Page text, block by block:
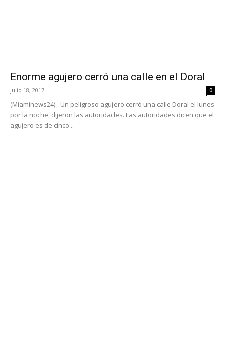
Enorme agujero cerró una calle en el Doral
julio 18, 2017 0
(Miaminews24).- Un peligroso agujero cerró una calle Doral el lunes
por la noche, dijeron las autoridades. Las autoridades dicen que el
agujero es de cinco...